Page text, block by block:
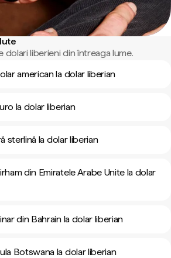
dolari liberieni din întreaga lume.
american la dolar liberian
la dolar liberian
sterlină la dolar liberian
din Emiratele Arabe Unite la dolar
din Bahrain la dolar liberian
Botswana la dolar liberian